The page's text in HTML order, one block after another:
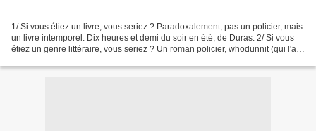
1/ Si vous étiez un livre, vous seriez ? Paradoxalement, pas un policier, mais
un livre intemporel. Dix heures et demi du soir en été, de Duras. 2/ Si vous
étiez un genre littéraire, vous seriez ? Un roman policier, whodunnit (qui l'a